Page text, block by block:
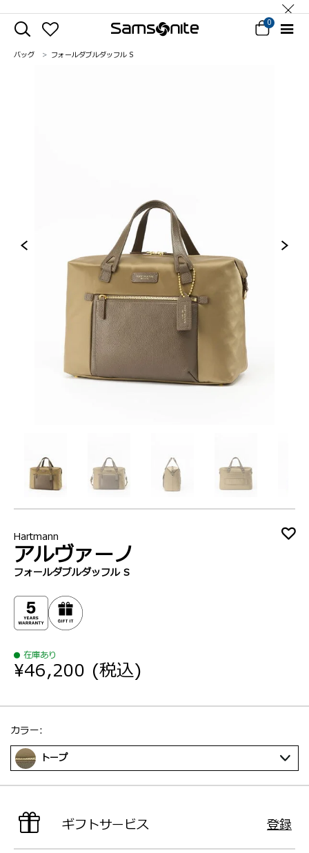
0
バッグ フォールダブルダッフル S
Hartmann
アルヴァーノ
フォールダブルダッフル S
在庫あり
¥46,200 (税込)
選択：
カラー:
トープ
ギフトサービス 登録